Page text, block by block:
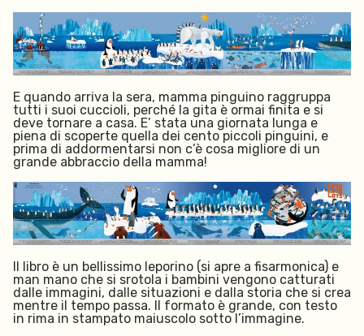
E quando arriva la sera, mamma pinguino raggruppa
tutti i suoi cuccioli, perché la gita è ormai finita e si
deve tornare a casa. E’ stata una giornata lunga e
piena di scoperte quella dei cento piccoli pinguini, e
prima di addormentarsi non c’è cosa migliore di un
grande abbraccio della mamma!
Il libro è un bellissimo leporino (si apre a fisarmonica) e
man mano che si srotola i bambini vengono catturati
dalle immagini, dalle situazioni e dalla storia che si crea
mentre il tempo passa. Il formato è grande, con testo
in rima in stampato maiuscolo sotto l’immagine.